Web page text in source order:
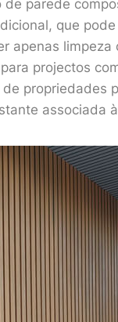
parede
que
apenas
projectos
propriedades
associada